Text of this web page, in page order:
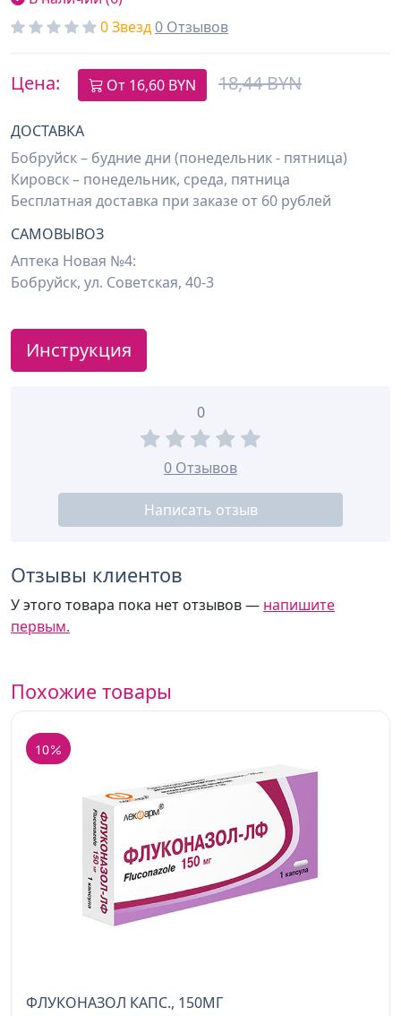
0 Звезд0 Отзывов
Цена: От 16,60 BYN 18,44 BYN
ДОСТАВКА
Бобруйск – будние дни (понедельник - пятница)
Кировск – понедельник, среда, пятница
Бесплатная доставка при заказе от 60 рублей
САМОВЫВОЗ
Аптека Новая №4:
Бобруйск, ул. Советская, 40-3
Инструкция
0
0 Отзывов
Написать отзыв
Отзывы клиентов
У этого товара пока нет отзывов — напишите
первым.
Похожие товары
10
ФЛУКОНАЗОЛ КАПС., 150МГ